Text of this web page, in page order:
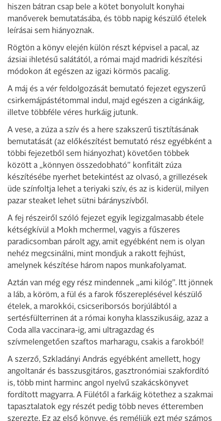
hiszen bátran csap bele a kötet bonyolult konyhai
manőverek bemutatásába, és több napig készülő ételek
leírásai sem hiányoznak.
Rögtön a könyv elején külön részt képvisel a pacal, az
ázsiai ihletésű salátától, a római majd madridi készítési
módokon át egészen az igazi körmös pacalig.
A máj és a vér feldolgozását bemutató fejezet egyszerű
csirkemájpástétommal indul, majd egészen a cigánkáig,
illetve többféle véres hurkáig jutunk.
A vese, a zúza a szív és a here szakszerű tisztításának
bemutatását (az előkészítést bemutató rész egyébként a
többi fejezetből sem hiányozhat) követően többek
között a „könnyen összedobható” konfitált zúza
készítésébe nyerhet betekintést az olvasó, a grillezések
üde színfoltja lehet a teriyaki szív, és az is kiderül, milyen
pazar steaket lehet sütni bárányszívből.
A fej részeiről szóló fejezet egyik legizgalmasabb étele
kétségkívül a Mokh mchermel, vagyis a fűszeres
paradicsomban párolt agy, amit egyébként nem is olyan
nehéz megcsinálni, mint mondjuk a rakott fejhúst,
amelynek készítése három napos munkafolyamat.
Aztán van még egy rész mindennek „ami kilóg”. Itt jönnek
a láb, a köröm, a fül és a farok főszereplésével készülő
ételek, a marokkói, csicseriborsós borjúlábtól a
sertésfülterrinen át a római konyha klasszikusáig, azaz a
Coda alla vaccinara-ig, ami ultragazdag és
szívmelengetően szaftos marharagu, csakis a farokból!
A szerző, Szkladányi András egyébként amellett, hogy
angoltanár és basszusgitáros, gasztronómiai szakfordító
is, több mint harminc angol nyelvű szakácskönyvet
fordított magyarra. A Fülétől a farkáig kötethez a szakmai
tapasztalatok egy részét pedig több neves étteremben
szerezte. Ez az első könyve, és reméljük ezt még számos